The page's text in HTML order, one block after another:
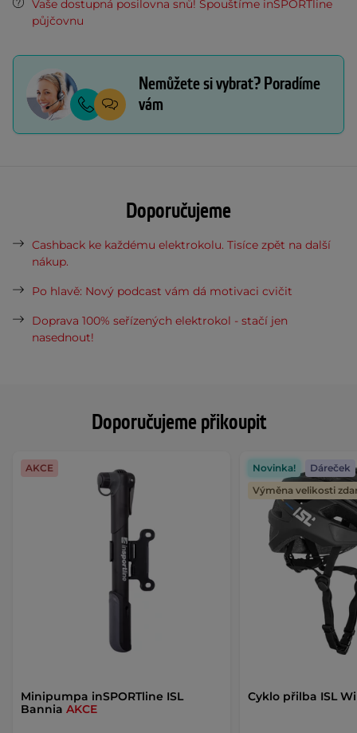
Doporučujeme přikoupit
Minipumpa inSPORTline ISL
Bannia AKCE
AKCE
Cyklo přilba ISL
Novinka!
Dáreček
Výměna velikosti
Vaše dostupná posilovna snů! Spouštíme inSPORTline
půjčovnu
Nemůžete si vybrat? Poradíme
vám
Doporučujeme
Cashback ke každému elektrokolu. Tisíce zpět na další
nákup.
Po hlavě: Nový podcast vám dá motivaci cvičit
Doprava 100% seřízených elektrokol - stačí jen
nasednout!